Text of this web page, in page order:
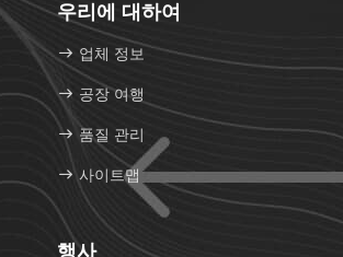
우리에 대하여
업체 정보
공장 여행
품질 관리
사이트맵
행사